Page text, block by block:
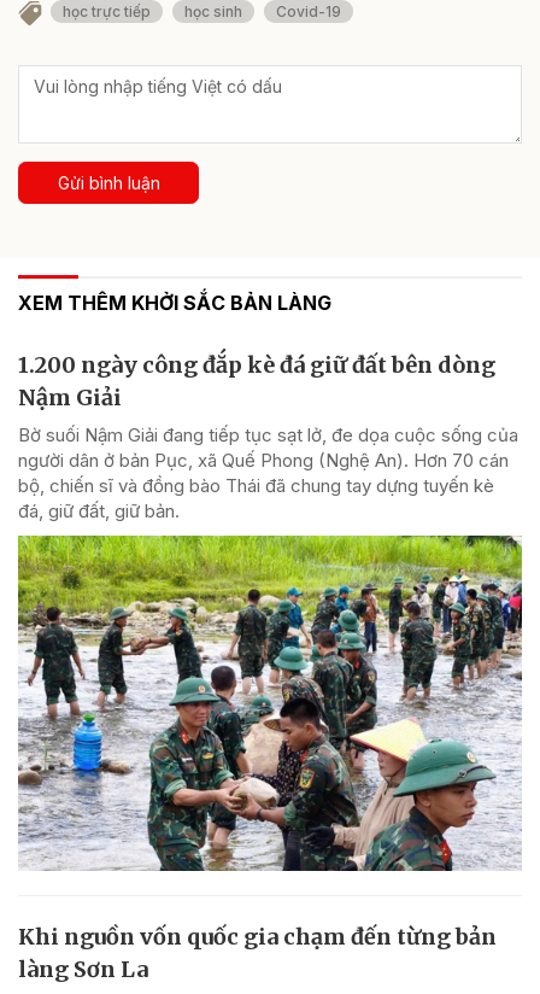
học trực tiếp học sinh Covid-19
Gửi bình luận
XEM THÊM KHỞI SẮC BẢN LÀNG
1.200 ngày công đắp kè đá giữ đất bên dòng
Nậm Giải
Bờ suối Nậm Giải đang tiếp tục sạt lở, đe dọa cuộc sống của
người dân ở bản Pục, xã Quế Phong (Nghệ An). Hơn 70 cán
bộ, chiến sĩ và đồng bào Thái đã chung tay dựng tuyến kè
đá, giữ đất, giữ bản.
Khi nguồn vốn quốc gia chạm đến từng bản
làng Sơn La